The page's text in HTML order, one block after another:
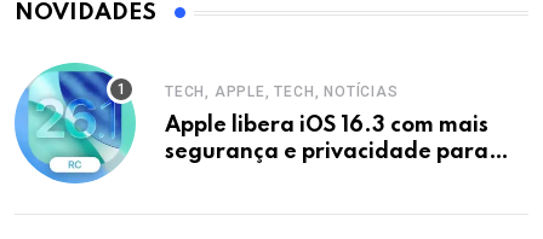
NOVIDADES
TECH, APPLE, TECH, NOTÍCIAS
Apple libera iOS 16.3 com mais
segurança e privacidade para